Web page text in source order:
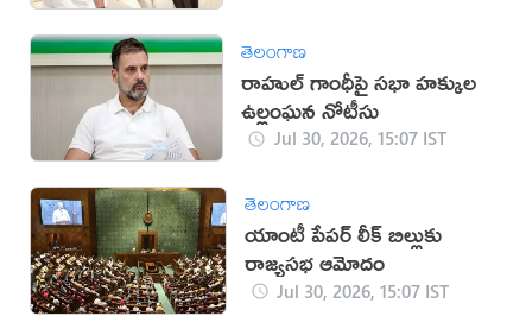
తెలంగాణ
రాహుల్ గాంధీపై సభా హక్కుల
ఉల్లంఘన నోటీసు
Jul 30, 2026, 15:07 IST
తెలంగాణ
యాంటీ పేపర్ లీక్ బిల్లుకు
రాజ్యసభ ఆమోదం
Jul 30, 2026, 15:07 IST